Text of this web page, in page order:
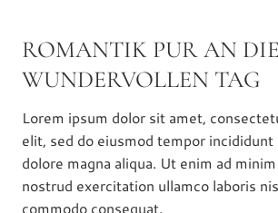
ROMANTIK PUR AN
WUNDERVOLLEN TAG
Lorem ipsum dolor sit amet,
elit, sed do eiusmod tempor
dolore magna aliqua. Ut enim ad
nostrud exercitation ullamco laboris
commodo consequat.